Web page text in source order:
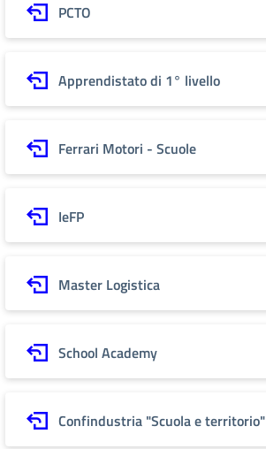
PCTO
Apprendistato di 1° livello
Ferrari Motori - Scuole
IeFP
Master Logistica
School Academy
Confindustria "Scuola e territorio"